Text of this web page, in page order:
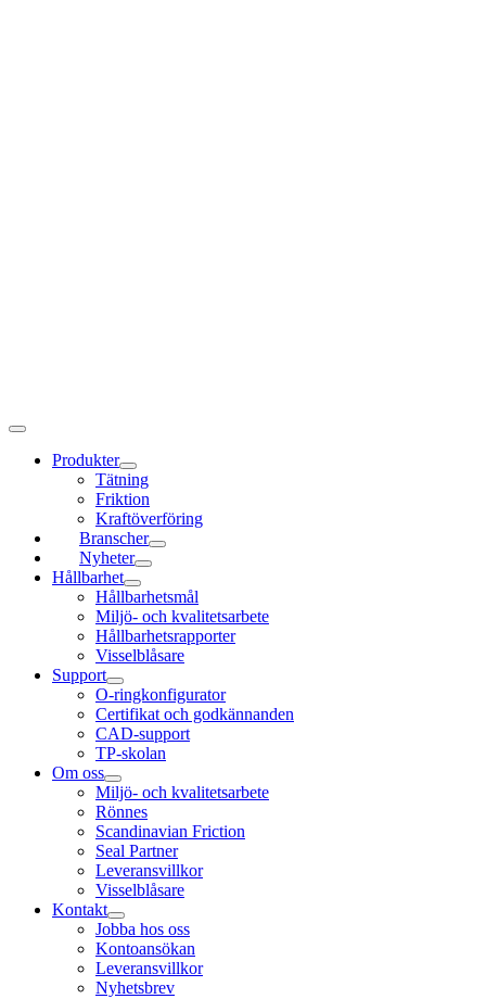
Produkter
Tätning
Friktion
Kraftöverföring
Branscher
Nyheter
Hållbarhet
Hållbarhetsmål
Miljö- och kvalitetsarbete
Hållbarhetsrapporter
Visselblåsare
Support
O-ringkonfigurator
Certifikat och godkännanden
CAD-support
TP-skolan
Om oss
Miljö- och kvalitetsarbete
Rönnes
Scandinavian Friction
Seal Partner
Leveransvillkor
Visselblåsare
Kontakt
Jobba hos oss
Kontoansökan
Leveransvillkor
Nyhetsbrev